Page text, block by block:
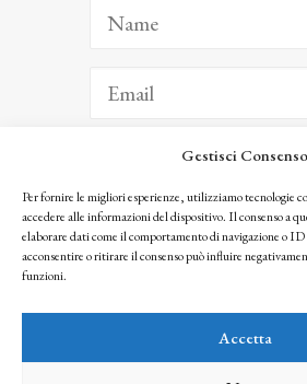
Gestisci Consenso
Per fornire le migliori esperienze, utilizziamo tecnologie
accedere alle informazioni del dispositivo. Il consenso a
elaborare dati come il comportamento di navigazione o
acconsentire o ritirare il consenso può influire
funzioni.
Accetta
ISCRIVITI
Facendo clic per iscriverti, riconosci che le tue
seguendo la nostra Privacy Policy
© 2025 Istituto Matteucci. All right reserved
l’autorizzazione scritta dei proprietari dei diritti e